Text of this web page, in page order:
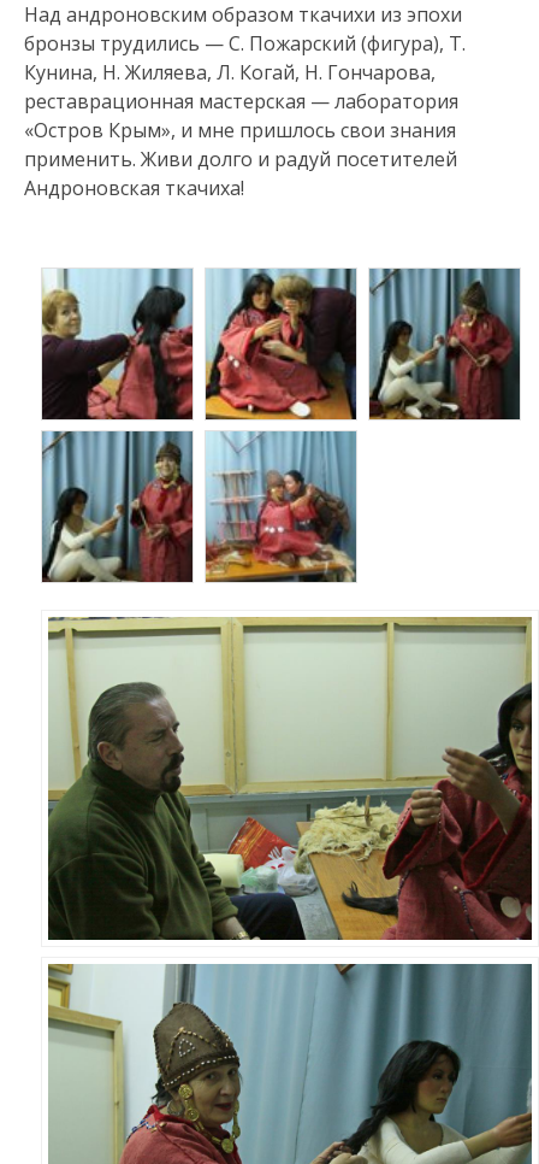
Над андроновским образом ткачихи из эпохи
бронзы трудились — С. Пожарский (фигура), Т.
Кунина, Н. Жиляева, Л. Когай, Н. Гончарова,
реставрационная мастерская — лаборатория
«Остров Крым», и мне пришлось свои знания
применить. Живи долго и радуй посетителей
Андроновская ткачиха!